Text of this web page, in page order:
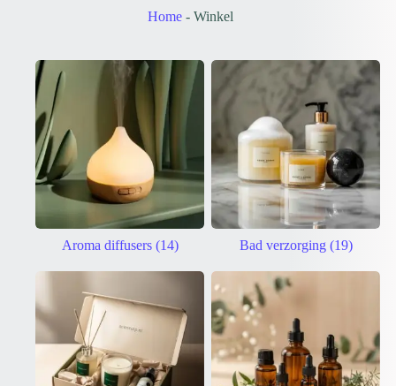
Home- Winkel
Aroma diffusers (14) Bad verzorging (19)